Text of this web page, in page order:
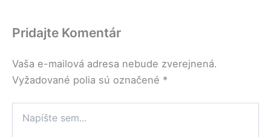
Pridajte Komentár
Vaša e-mailová adresa nebude zverejnená.
Vyžadované polia sú označené *
sem...